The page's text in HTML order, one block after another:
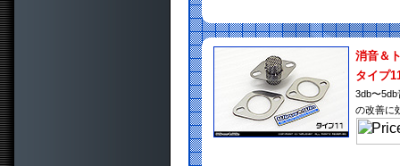
消音＆
タイプ
3db〜
の改善に